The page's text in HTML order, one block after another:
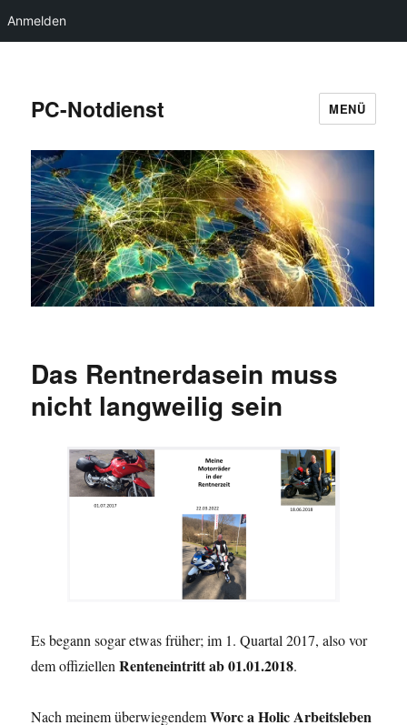
Anmelden
PC-Notdienst MENÜ
Das Rentnerdasein muss
nicht langweilig sein
Es begann sogar etwas früher; im 1. Quartal 2017, also vor
dem offiziellenRenteneintritt ab 01.01.2018.
Nach meinem überwiegendemWorc a Holic Arbeitsleben